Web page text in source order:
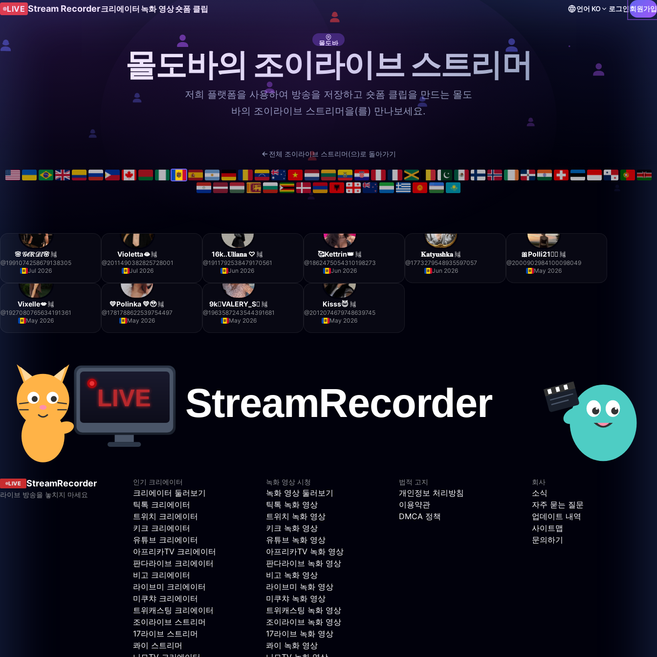
LIVE Stream Recorder크리에이터 녹화 영상숏폼 클립 언어 KO 로그인회원가입
몰도바
몰도바의 조이라이브 스트리머
저희 플랫폼을 사용하여 방송을 저장하고 숏폼 클립을 만드는 몰도
바의 조이라이브 스트리머을(를) 만나보세요.
전체 조이라이브 스트리머(으)로 돌아가기
🌸𝒢𝒪𝑅𝒟𝐼🌸
@1991074258679138305
Jul 2026
Violetta🫦
@2011490382825728001
Jul 2026
16k..𝐔𝐥𝐢𝐚𝐧𝐚 ♡
@1911792538479170561
Jun 2026
🥰Kettrin👑
@1862475054310198273
Jun 2026
𝐊𝐚𝐭𝐲𝐮𝐬𝐡𝐤𝐚
@1773279548935597057
Jun 2026
🎀Polli21❤️‍🔥
@2000902984100098049
May 2026
Vixelle💋
@1927080765634191361
May 2026
💛Polinka 💛🥹
@1781788622539754497
May 2026
9k🫟VALERY_S🫟
@1963587243544391681
May 2026
Kisss😈
@2012074679748639745
May 2026
LIVE StreamRecorder
라이브 방송을 놓치지 마세요
인기 크리에이터
크리에이터 둘러보기
틱톡 크리에이터
트위치 크리에이터
키크 크리에이터
유튜브 크리에이터
아프리카TV 크리에이터
판다라이브 크리에이터
비고 크리에이터
라이브미 크리에이터
미쿠챠 크리에이터
트위캐스팅 크리에이터
조이라이브 스트리머
17라이브 스트리머
콰이 스트리머
녹화 영상 시청
녹화 영상 둘러보기
틱톡 녹화 영상
트위치 녹화 영상
키크 녹화 영상
유튜브 녹화 영상
아프리카TV 녹화 영상
판다라이브 녹화 영상
비고 녹화 영상
라이브미 녹화 영상
미쿠챠 녹화 영상
트위캐스팅 녹화 영상
조이라이브 녹화 영상
17라이브 녹화 영상
콰이 녹화 영상
법적 고지
개인정보 처리방침
이용약관
DMCA 정책
회사
소식
자주 묻는 질문
업데이트 내역
사이트맵
문의하기